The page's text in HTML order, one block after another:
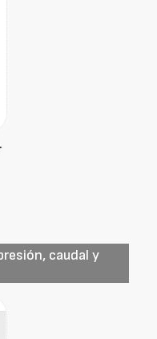
caudal y